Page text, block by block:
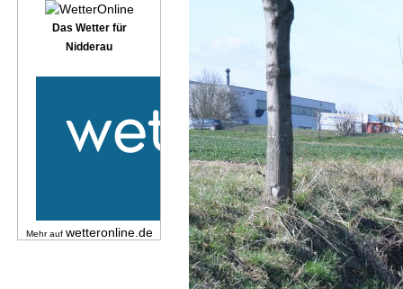
Das Wetter für
Nidderau
Mehr auf wetteronline.de